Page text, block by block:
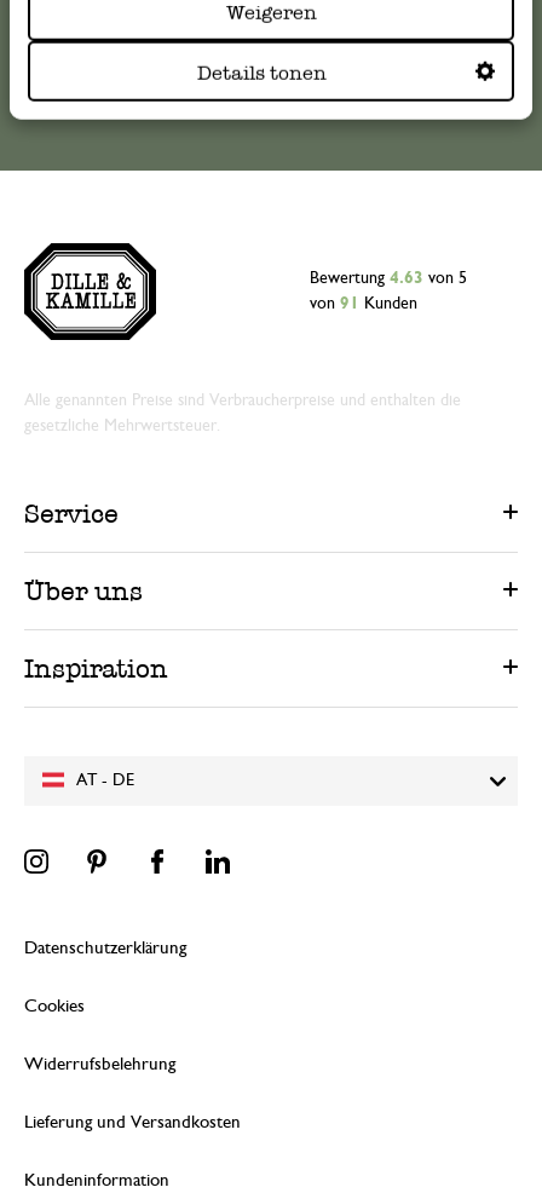
Weigeren
Details tonen
Online-Kundenservice
AT - DE
Bewertung 4.63 von 5
von 91 Kunden
Alle genannten Preise sind Verbraucherpreise und enthalten die
gesetzliche Mehrwertsteuer.
Service
Über uns
Inspiration
Datenschutzerklärung
Cookies
Widerrufsbelehrung
Lieferung und Versandkosten
Kundeninformation